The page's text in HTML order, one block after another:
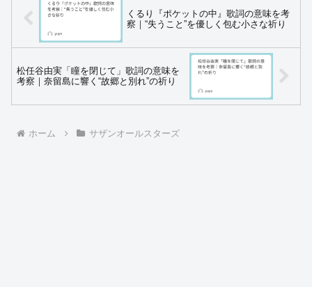
くるり『ポケットの中』歌詞の意味を考
察｜“失うこと”を優しく包む小さな祈り
松任谷由実「瞳を閉じて」歌詞の意味を
考察｜奈留島に響く“故郷と別れ”の祈り
ホーム サザンオールスターズ